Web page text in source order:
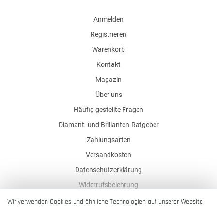
Anmelden
Registrieren
Warenkorb
Kontakt
Magazin
Über uns
Häufig gestellte Fragen
Diamant- und Brillanten-Ratgeber
Zahlungsarten
Versandkosten
Datenschutzerklärung
Widerrufsbelehrung
AGB
Wir verwenden Cookies und ähnliche Technologien auf unserer Website